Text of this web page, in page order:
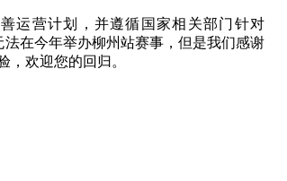
运营计划，并遵循国家相关部门针对
在今年举办柳州站赛事，但是我们感谢
，欢迎您的回归。